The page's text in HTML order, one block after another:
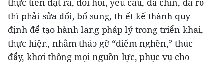
thực tiễn đặt ra, đòi hỏi, yêu cầu, đã chín, đã rõ
thì phải sửa đổi, bổ sung, thiết kế thành quy
định để tạo hành lang pháp lý trong triển khai,
thực hiện, nhằm tháo gỡ “điểm nghẽn,” thúc
đẩy, khơi thông mọi nguồn lực, phục vụ cho